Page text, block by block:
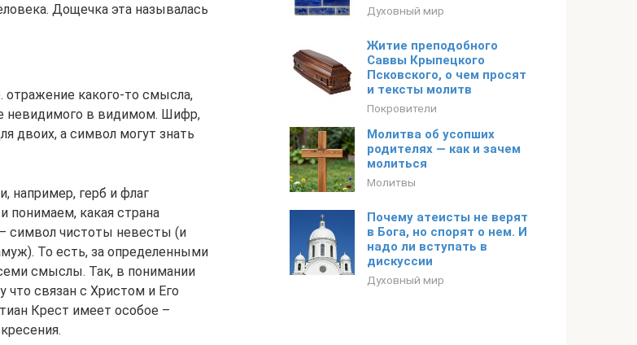
Дощечка эта называлась
отражение какого-то смысла,
невидимого в видимом. Шифр,
двоих, а символ могут знать
например, герб и флаг
понимаем, какая страна
символ чистоты невесты (и
То есть, за определенными
смыслы. Так, в понимании
что связан с Христом и Его
Крест имеет особое –
Духовный мир
Житие преподобного
Саввы Крыпецкого
Псковского, о чем просят
и тексты молитв
Покровители
Молитва об усопших
родителях — как и зачем
молиться
Молитвы
Почему атеисты не верят
в Бога, но спорят о нем. И
надо ли вступать в
дискуссии
Духовный мир